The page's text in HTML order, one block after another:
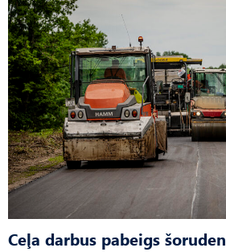
Ceļa darbus pabeigs šoruden